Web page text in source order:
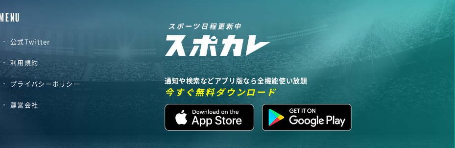
MENU
公式Twitter
利用規約
プライバシーポリシー
運営会社
スポーツ日程更新中
通知や検索などアプリ版なら全機能使い放題
今すぐ無料ダウンロード